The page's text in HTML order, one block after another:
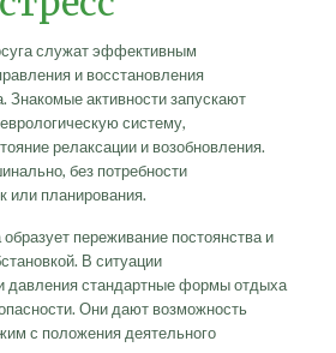
служат эффективным
и восстановления
Знакомые активности запускают
систему,
релаксации и возобновления.
без потребности
или планирования.
переживание постоянства и
В ситуации
давления стандартные формы отдыха
Они дают возможность
с положения деятельного